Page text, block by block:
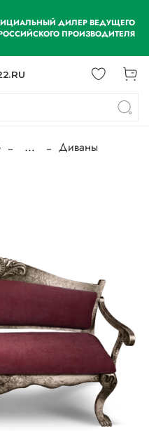
ДИЛЕР ВЕДУЩЕГО
ПРОИЗВОДИТЕЛЯ
... Диваны